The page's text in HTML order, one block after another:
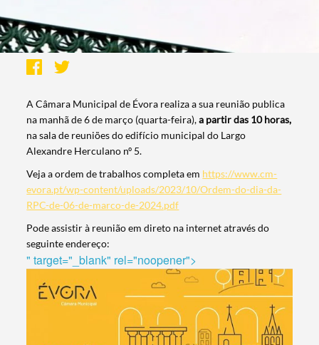
A Câmara Municipal de Évora realiza a sua reunião publica
na manhã de 6 de março (quarta-feira),a partir das 10 horas,
na sala de reuniões do edifício municipal do Largo
Alexandre Herculano nº 5.
Veja a ordem de trabalhos completa em https://www.cm-
evora.pt/wp-content/uploads/2023/10/Ordem-do-dia-da-
RPC-de-06-de-marco-de-2024.pdf
Pode assistir à reunião em direto na internet através do
seguinte endereço:
" target="_blank" rel="noopener">